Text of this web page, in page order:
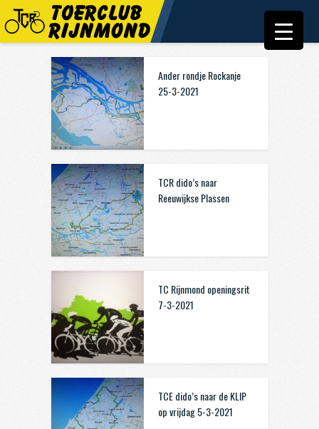
Ander rondje Rockanje
25-3-2021
TCR dido’s naar
Reeuwijkse Plassen
TC Rijnmond openingsrit
7-3-2021
TCE dido’s naar de KLIP
op vrijdag 5-3-2021